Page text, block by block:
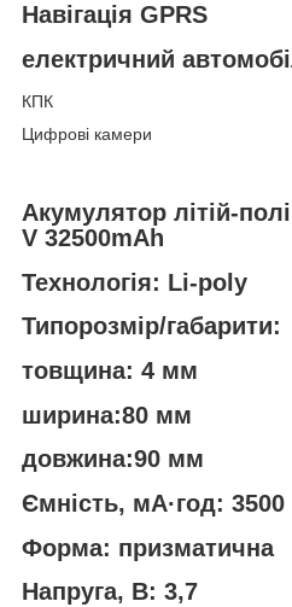
Навігація GPRS
електричний
КПК
Цифрові камери
Акумулятор літій-
V 32500mAh
Технологія: Li-poly
Типорозмір/габарити:
товщина: 4 мм
ширина:80 мм
довжина:90 мм
Ємність, мА·год: 3500
Форма: призматична
Напруга, В: 3,7